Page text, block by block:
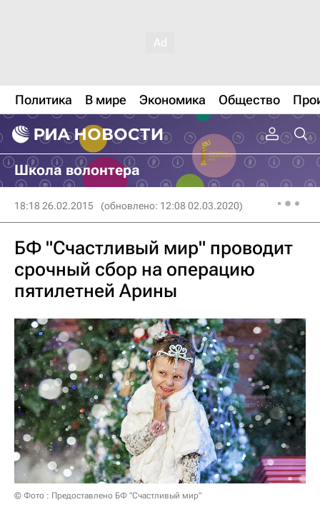
Политика В мире Экономика Общество
Школа волонтера
18:18 26.02.2015 (обновлено: 12:08 02.03.2020)
БФ "Счастливый мир" проводит
срочный сбор на операцию
пятилетней Арины
© Фото : Предоставлено БФ "Счастливый мир"